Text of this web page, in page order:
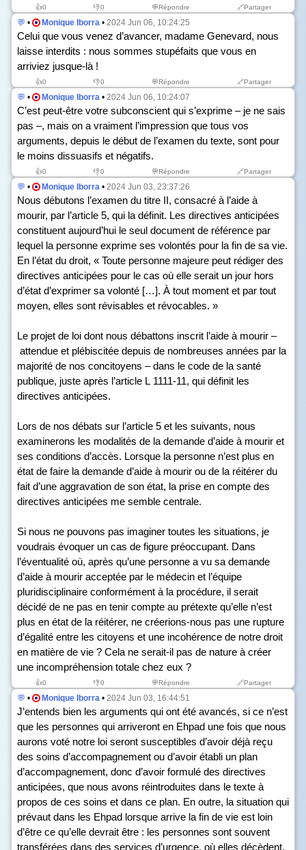
👍0 👎0 💬Répondre 🔗Partager
💬 • Monique Iborra • 2024 Jun 06, 10:24:25
Celui que vous venez d’avancer, madame Genevard, nous
laisse interdits : nous sommes stupéfaits que vous en
arriviez jusque-là !
👍0 👎0 💬Répondre 🔗Partager
💬 • Monique Iborra • 2024 Jun 06, 10:24:07
C’est peut-être votre subconscient qui s’exprime – je ne sais
pas –, mais on a vraiment l’impression que tous vos
arguments, depuis le début de l’examen du texte, sont pour
le moins dissuasifs et négatifs.
👍0 👎0 💬Répondre 🔗Partager
💬 • Monique Iborra • 2024 Jun 03, 23:37:26
Nous débutons l’examen du titre II, consacré à l’aide à
mourir, par l’article 5, qui la définit. Les directives anticipées
constituent aujourd’hui le seul document de référence par
lequel la personne exprime ses volontés pour la fin de sa vie.
En l’état du droit, « Toute personne majeure peut rédiger des
directives anticipées pour le cas où elle serait un jour hors
d’état d’exprimer sa volonté […]. À tout moment et par tout
moyen, elles sont révisables et révocables. »
Le projet de loi dont nous débattons inscrit l’aide à mourir –
attendue et plébiscitée depuis de nombreuses années par la
majorité de nos concitoyens – dans le code de la santé
publique, juste après l’article L 1111-11, qui définit les
directives anticipées.
Lors de nos débats sur l’article 5 et les suivants, nous
examinerons les modalités de la demande d’aide à mourir et
ses conditions d’accès. Lorsque la personne n’est plus en
état de faire la demande d’aide à mourir ou de la réitérer du
fait d’une aggravation de son état, la prise en compte des
directives anticipées me semble centrale.
Si nous ne pouvons pas imaginer toutes les situations, je
voudrais évoquer un cas de figure préoccupant. Dans
l’éventualité où, après qu’une personne a vu sa demande
d’aide à mourir acceptée par le médecin et l’équipe
pluridisciplinaire conformément à la procédure, il serait
décidé de ne pas en tenir compte au prétexte qu’elle n’est
plus en état de la réitérer, ne créerions-nous pas une rupture
d’égalité entre les citoyens et une incohérence de notre droit
en matière de vie ? Cela ne serait-il pas de nature à créer
une incompréhension totale chez eux ?
👍0 👎0 💬Répondre 🔗Partager
💬 • Monique Iborra • 2024 Jun 03, 16:44:51
J’entends bien les arguments qui ont été avancés, si ce n’est
que les personnes qui arriveront en Ehpad une fois que nous
aurons voté notre loi seront susceptibles d’avoir déjà reçu
des soins d’accompagnement ou d’avoir établi un plan
d’accompagnement, donc d’avoir formulé des directives
anticipées, que nous avons réintroduites dans le texte à
propos de ces soins et dans ce plan. En outre, la situation qui
prévaut dans les Ehpad lorsque arrive la fin de vie est loin
d’être ce qu’elle devrait être : les personnes sont souvent
transférées dans des services d’urgence, où elles décèdent,